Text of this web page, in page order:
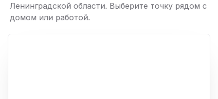
Ленинградской области. Выберите точку рядом с
домом или работой.